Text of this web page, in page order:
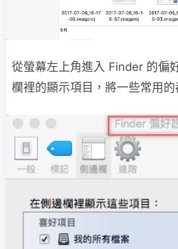
從螢幕左上角進入 Finder 的偏
欄裡的顯示項目，將一些常用的